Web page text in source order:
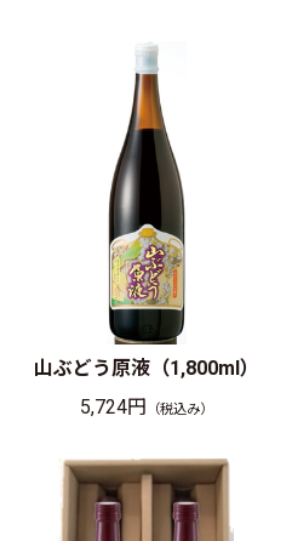
山ぶどう原液（1,800ml）
5,724円 （税込み）